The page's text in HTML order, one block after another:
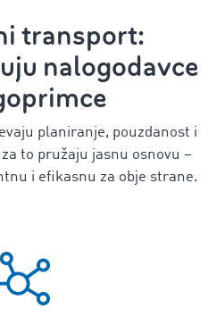
transport:
nalogodavce
planiranje, pouzdanost i
to pružaju jasnu osnovu –
i efikasnu za obje strane.